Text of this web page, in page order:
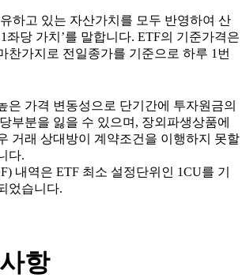
하고 있는 자산가치를 모두 반영하여 산
좌당 가치’를 말합니다. ETF의 기준가격은
찬가지로 전일종가를 기준으로 하루 1번
은 가격 변동성으로 단기간에 투자원금의
부분을 잃을 수 있으며, 장외파생상품에
거래 상대방이 계약조건을 이행하지 못할
다.
내역은 ETF 최소 설정단위인 1CU를 기
었습니다.
항